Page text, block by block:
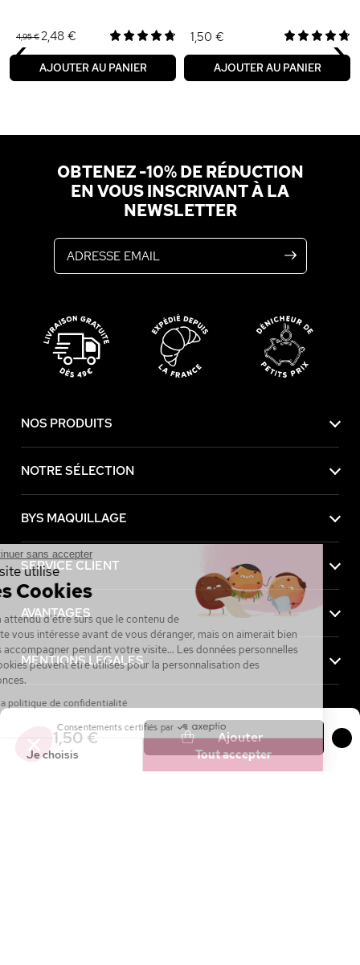
1,50 € Ajouter
4,95 €2,48 €
AJOUTER AU PANIER
1,50 €
AJOUTER AU PANIER
‹ ›
OBTENEZ -10% DE RÉDUCTION
EN VOUS INSCRIVANT À LA
NEWSLETTER
NOS PRODUITS
NOTRE SÉLECTION
BYS MAQUILLAGE
SERVICE CLIENT
AVANTAGES
MENTIONS LÉGALES
Achetez maintenant, payez plus tard avec
Continuer sans accepter
Ce site utilise
des Cookies
On a attendu d'être sûrs que le contenu de
ce site vous intéresse avant de vous déranger, mais on aimerait bien
vous accompagner pendant votre visite... Les données personnelles
et cookies peuvent être utilisés pour la personnalisation des
annonces.
Lire la politique de confidentialité
Consentements certifiés par
Je choisis Tout accepter